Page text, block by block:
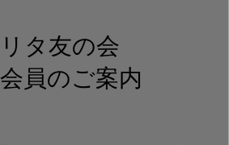
タ友の会
員のご案内